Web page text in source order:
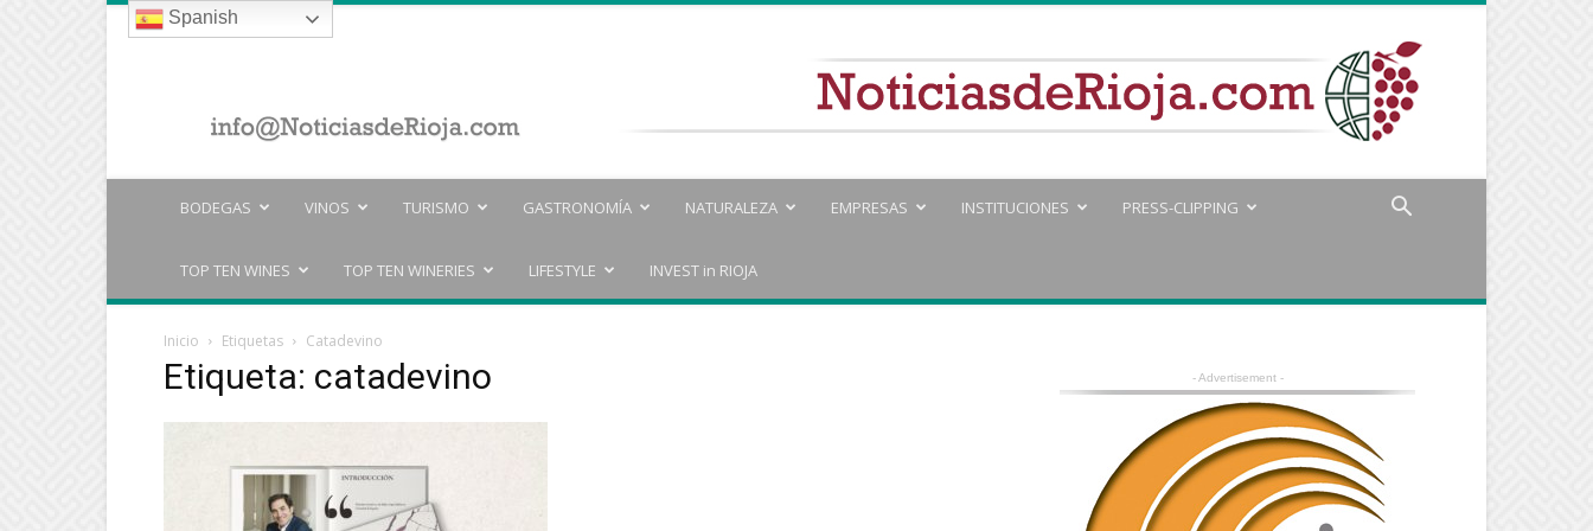
/
News
BODEGAS VINOS TURISMO GASTRONOMÍA NATURALEZA EMPRESAS INSTITUCIONES PRESS-CLIPPING
TOP TEN WINES TOP TEN WINERIES LIFESTYLE INVEST in RIOJA
Inicio Etiquetas Catadevino
Etiqueta: catadevino - Advertisement -
Spanish